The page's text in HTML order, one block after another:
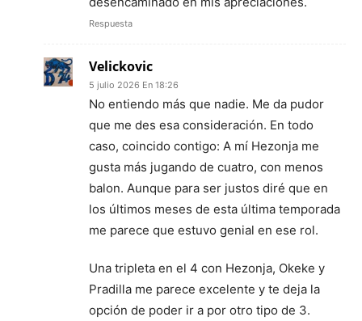
Respuesta
Velickovic
5 julio 2026 En 18:26
No entiendo más que nadie. Me da pudor
que me des esa consideración. En todo
caso, coincido contigo: A mí Hezonja me
gusta más jugando de cuatro, con menos
balon. Aunque para ser justos diré que en
los últimos meses de esta última temporada
me parece que estuvo genial en ese rol.
Una tripleta en el 4 con Hezonja, Okeke y
Pradilla me parece excelente y te deja la
opción de poder ir a por otro tipo de 3.